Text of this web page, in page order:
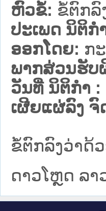
ຫົວຂໍ້: ຂໍ້ຕົກລົ
ປະເພດ ນິຕິກໍ
ອອກໂດຍ: ກ
ພາກສ່ວນຮັບ
ວັນທີ່ ນິຕິກໍາ :
ເຜີຍແຜ່ລົງ
ຂໍ້ຕົກລົງວ່າດ້
ດາວໂຫຼດ ລາ